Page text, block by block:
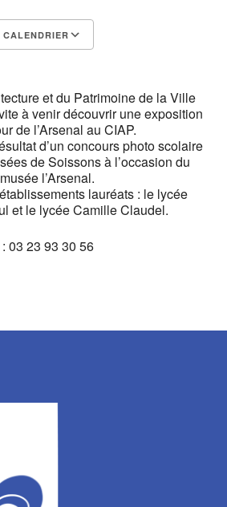
et du Patrimoine de la Ville
à venir découvrir une exposition
de l’Arsenal au CIAP.
d’un concours photo scolaire
de Soissons à l’occasion du
l’Arsenal.
lauréats : le lycée
et le lycée Camille Claudel.
03 23 93 30 56